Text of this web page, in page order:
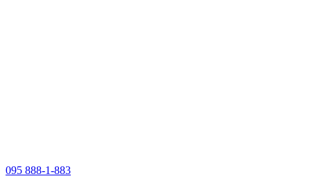
095 888-1-883